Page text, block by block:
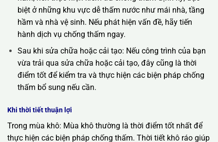
biệt ở những khu vực dễ thấm nước như mái nhà, tầng
hầm và nhà vệ sinh. Nếu phát hiện vấn đề, hãy tiến
hành dịch vụ chống thấm ngay.
Sau khi sửa chữa hoặc cải tạo: Nếu công trình của bạn
vừa trải qua sửa chữa hoặc cải tạo, đây cũng là thời
điểm tốt để kiểm tra và thực hiện các biện pháp chống
thấm bổ sung nếu cần.
Khi thời tiết thuận lợi
Trong mùa khô: Mùa khô thường là thời điểm tốt nhất để
thực hiện các biện pháp chống thấm. Thời tiết khô ráo giúp